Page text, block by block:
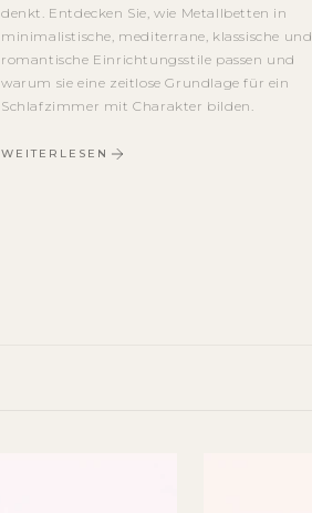
denkt. Entdecken Sie, wie Metallbetten in
minimalistische, mediterrane, klassische und
romantische Einrichtungsstile passen und
warum sie eine zeitlose Grundlage für ein
Schlafzimmer mit Charakter bilden.
WEITERLESEN